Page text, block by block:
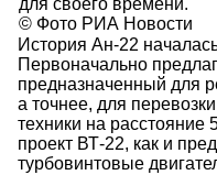
для своего времени.
© Фото РИА Новости
История Ан‑22
Первоначально
предназначенный для
а точнее, для
техники на расстояние
проект ВТ‑22, как и
турбовинтовые